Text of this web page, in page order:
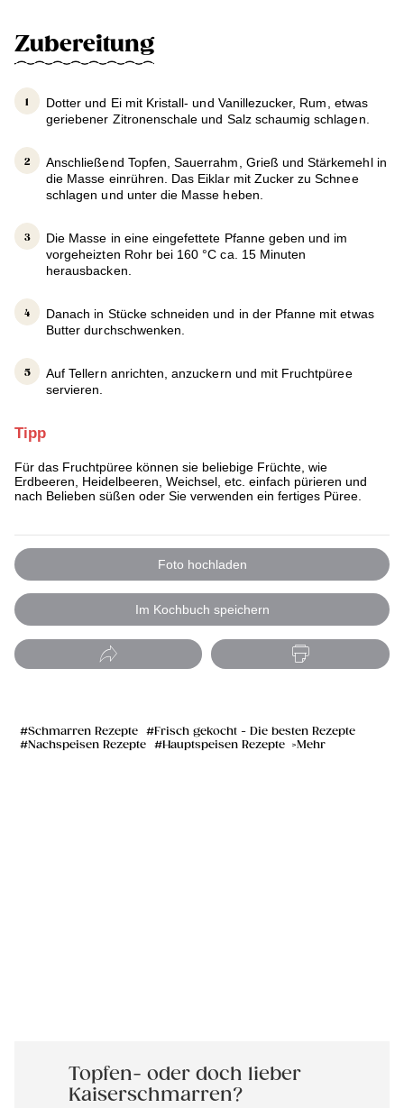
Zubereitung
Dotter und Ei mit Kristall- und Vanillezucker, Rum, etwas
geriebener Zitronenschale und Salz schaumig schlagen.
Anschließend Topfen, Sauerrahm, Grieß und Stärkemehl in
die Masse einrühren. Das Eiklar mit Zucker zu Schnee
schlagen und unter die Masse heben.
Die Masse in eine eingefettete Pfanne geben und im
vorgeheizten Rohr bei 160 °C ca. 15 Minuten
herausbacken.
Danach in Stücke schneiden und in der Pfanne mit etwas
Butter durchschwenken.
Auf Tellern anrichten, anzuckern und mit Fruchtpüree
servieren.
Tipp
Für das Fruchtpüree können sie beliebige Früchte, wie
Erdbeeren, Heidelbeeren, Weichsel, etc. einfach pürieren und
nach Belieben süßen oder Sie verwenden ein fertiges Püree.
Foto hochladen
Im Kochbuch speichern
Schmarren Rezepte
Frisch gekocht - Die besten Rezepte
Nachspeisen Rezepte
Hauptspeisen Rezepte Mehr
Topfen- oder doch lieber
Kaiserschmarren?